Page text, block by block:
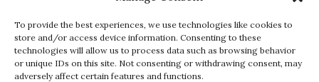
To provide the best experiences, we use technologies like cookies to
store and/or access device information. Consenting to these
technologies will allow us to process data such as browsing behavior
or unique IDs on this site. Not consenting or withdrawing consent, may
adversely affect certain features and functions.
Nachricht